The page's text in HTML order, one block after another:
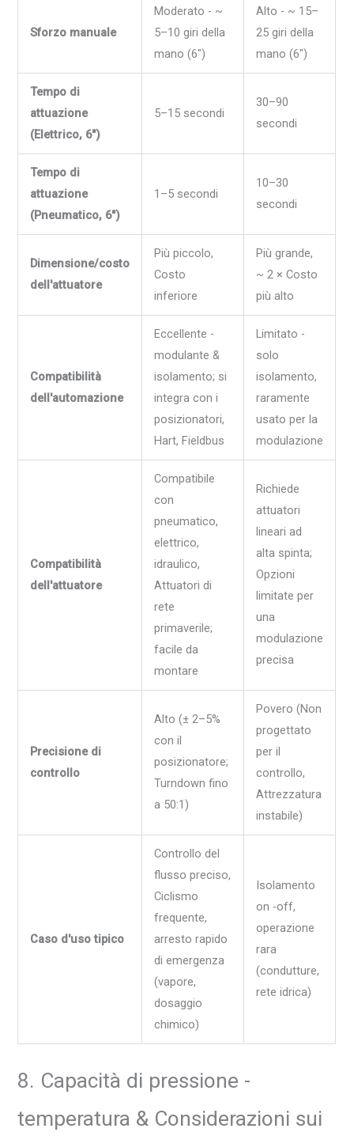
Sforzo manuale
Moderato - ~
5–10 giri della
mano (6")
Alto - ~ 15–
25 giri della
mano (6")
Tempo di
attuazione
(Elettrico, 6")
5–15 secondi
30–90
secondi
Tempo di
attuazione
(Pneumatico, 6")
1–5 secondi
10–30
secondi
Dimensione/costo
dell'attuatore
Più piccolo,
Costo
inferiore
Più grande,
~ 2 × Costo
più alto
Compatibilità
dell'automazione
Eccellente -
modulante &
isolamento; si
integra con i
posizionatori,
Hart, Fieldbus
Limitato -
solo
isolamento,
raramente
usato per la
modulazione
Compatibilità
dell'attuatore
Compatibile
con
pneumatico,
elettrico,
idraulico,
Attuatori di
rete
primaverile;
facile da
montare
Richiede
attuatori
lineari ad
alta spinta;
Opzioni
limitate per
una
modulazione
precisa
Precisione di
controllo
Alto (± 2–5%
con il
posizionatore;
Turndown fino
a 50:1)
Povero (Non
progettato
per il
controllo,
Attrezzatura
instabile)
Caso d'uso tipico
Controllo del
flusso preciso,
Ciclismo
frequente,
arresto rapido
di emergenza
(vapore,
dosaggio
chimico)
Isolamento
on -off,
operazione
rara
(condutture,
rete idrica)
8. Capacità di pressione -
temperatura & Considerazioni sui